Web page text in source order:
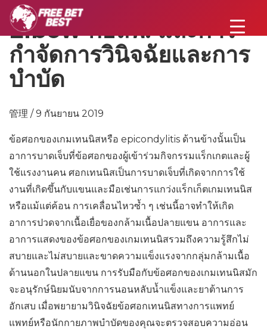
Elbow กอล์ฟ: และการ
กำจัดการวินิจฉัยและการ
บำบัด
管理 / 9 กันยายน 2019
ข้อศอกของเกมเทนนิสหรือ epicondylitis ด้านข้างนั้นเป็น
อาการบาดเจ็บที่ข้อศอกของผู้เข้าร่วมกิจกรรมแร็กเกตและผู้
ใช้แรงงานคน ศอกเทนนิสเป็นการบาดเจ็บที่เกิดจากการใช้
งานที่เกิดขึ้นกับแขนและมือเช่นการแกว่งแร็กเก็ตเกมเทนนิส
หรือแม้แต่ค้อน การเคลื่อนไหวซ้ำ ๆ เช่นนี้อาจทำให้เกิด
อาการปวดจากเนื้อเยื่อของกล้ามเนื้อปลายแขน อาการและ
อาการแสดงของข้อศอกของเกมเทนนิสรวมถึงความรู้สึกไม่
สบายและไม่สบายและขาดความแข็งแรงจากกลุ่มกล้ามเนื้อ
ด้านนอกในปลายแขน การรับมือกับข้อศอกของเกมเทนนิสมัก
จะอนุรักษ์นิยมนับจากการนอนหลับน้ำแข็งและยาต้านการ
อักเสบ เมื่อพยายามวินิจฉัยข้อศอกเทนนิสทางการแพทย์
แพทย์หรือนักกายภาพบำบัดของคุณจะตรวจสอบความอ่อน